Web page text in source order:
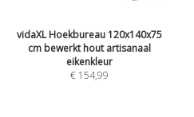
vidaXL Hoekbureau 120x140x75
cm bewerkt hout artisanaal
eikenkleur
€ 154,99